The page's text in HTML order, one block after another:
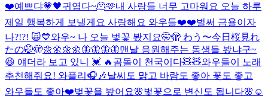
❤️예쁘댜💗🖤귀엽다~🫠🫶내 사랑들 너무 고마워요 오늘 하루
제일 행복하게 보낼게요 사랑해요 와우들❤️❤️벌써 금욜이자
나?!?! 🙀💙와우~ 나 오늘 벛꽃 봤지요🤭🫣 わう〜今日桜見れ
たの🤭🫣🌼🌼🌼🌼🦋🦋🦋🦋맨날 응원해주는 동생들 봤냐구~
😆 얘더라 보고 있니 💓 🔥 곰돌이 천국이다🧸🧸와우들이 노래
추천해줘요! 와플리🎧🎶날씨도 맑고 바람도 좋아 꽃도 좋고
와우들도 좋아❤️벚꽃을 봤어요🌸벛꽃으로 변신도 됩니다🌸☺️